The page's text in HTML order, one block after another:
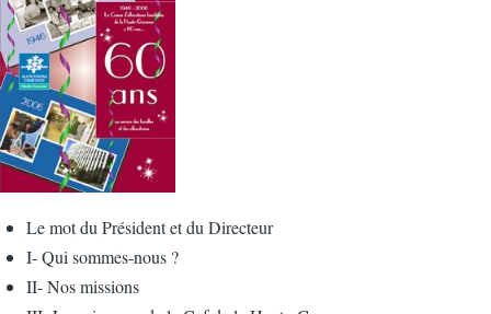
Le mot du Président et du Directeur
I- Qui sommes-nous ?
II- Nos missions